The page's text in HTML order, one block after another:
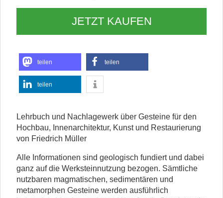
JETZT KAUFEN
teilen teilen
teilen
Lehrbuch und Nachlagewerk über Gesteine für den
Hochbau, Innenarchitektur, Kunst und Restaurierung
von Friedrich Müller
Alle Informationen sind geologisch fundiert und dabei
ganz auf die Werksteinnutzung bezogen. Sämtliche
nutzbaren magmatischen, sedimentären und
metamorphen Gesteine werden ausführlich